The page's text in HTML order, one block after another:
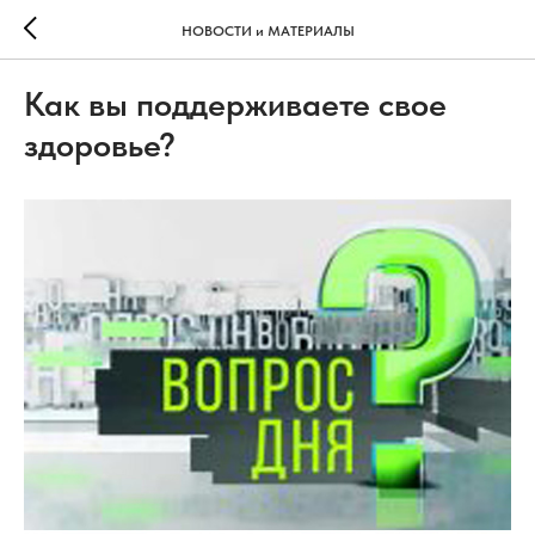
НОВОСТИ и МАТЕРИАЛЫ
Как вы поддерживаете свое
здоровье?